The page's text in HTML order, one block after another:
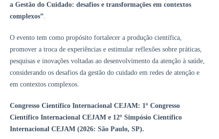
a Gestão do Cuidado: desafios e transformações em contextos
complexos”.
O evento tem como propósito fortalecer a produção científica,
promover a troca de experiências e estimular reflexões sobre práticas,
pesquisas e inovações voltadas ao desenvolvimento da atenção à saúde,
considerando os desafios da gestão do cuidado em redes de atenção e
em contextos complexos.
Congresso Científico Internacional CEJAM: 1º Congresso
Científico Internacional CEJAM e 12º Simpósio Científico
Internacional CEJAM (2026: São Paulo, SP).